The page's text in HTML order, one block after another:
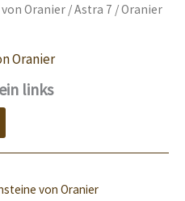
Oranier /Astra 7 / Oranier
Oranier
links
von Oranier